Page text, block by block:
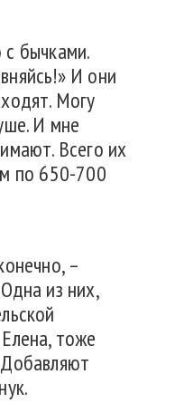
бычками.
И они
Могу
И мне
Всего их
по 650-700
–
из них,
тоже